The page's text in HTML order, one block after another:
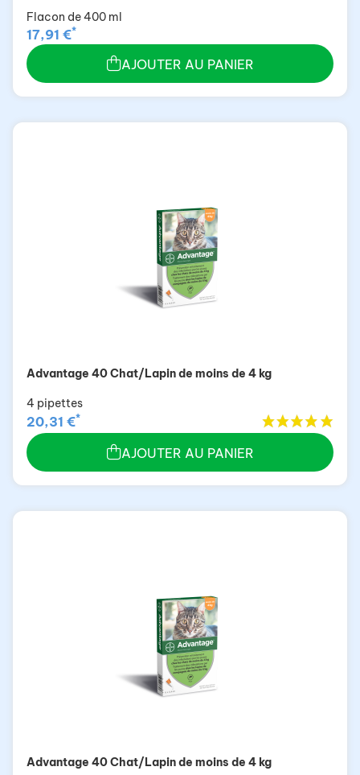
Flacon de 400 ml
17,91 €*
AJOUTER AU PANIER
Advantage 40 Chat/Lapin de moins de 4 kg
4 pipettes
20,31 €*
AJOUTER AU PANIER
Advantage 40 Chat/Lapin de moins de 4 kg